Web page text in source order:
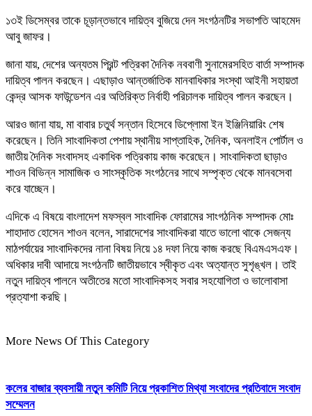
১৩ই ডিসেম্বর তাকে চূড়ান্তভাবে দায়িত্ব বুজিয়ে দেন সংগঠনটির সভাপতি আহমেদ
আবু জাফর।
জানা যায়, দেশের অন্যতম প্রিন্ট পত্রিকা দৈনিক নববাণী সুনামেরসহিত বার্তা সম্পাদক
দায়িত্ব পালন করছেন। এছাড়াও আন্তর্জাতিক মানবাধিকার সংস্থা আইনী সহায়তা
কেন্দ্র আসক ফাউন্ডেশন এর অতিরিক্ত নির্বাহী পরিচালক দায়িত্ব পালন করছেন।
আরও জানা যায়, মা বাবার চতুর্থ সন্তান হিসেবে ডিপ্লোমা ইন ইঞ্জিনিয়ারিং শেষ
করেছেন। তিনি সাংবাদিকতা পেশায় স্থানীয় সাপ্তাহিক, দৈনিক, অনলাইন পোর্টাল ও
জাতীয় দৈনিক সংবাদসহ একাধিক পত্রিকায় কাজ করেছেন। সাংবাদিকতা ছাড়াও
শাওন বিভিন্ন সামাজিক ও সাংস্কৃতিক সংগঠনের সাথে সম্পৃক্ত থেকে মানবসেবা
করে যাচ্ছেন।
এদিকে এ বিষয়ে বাংলাদেশ মফস্বল সাংবাদিক ফোরামের সাংগঠনিক সম্পাদক মোঃ
শাহাদাত হোসেন শাওন বলেন, সারাদেশের সাংবাদিকরা যাতে ভালো থাকে সেজন্য
মাঠপর্যায়ের সাংবাদিকদের নানা বিষয় নিয়ে ১৪ দফা নিয়ে কাজ করছে বিএমএসএফ।
অধিকার দাবী আদায়ে সংগঠনটি জাতীয়ভাবে স্বীকৃত এবং অত্যান্ত সুশৃঙ্খল। তাই
নতুন দায়িত্ব পালনে অতীতের মতো সাংবাদিকসহ সবার সহযোগিতা ও ভালোবাসা
প্রত্যাশা করছি।
More News Of This Category
কলের বাজার ব্যবসায়ী নতুন কমিটি নিয়ে প্রকাশিত মিথ্যা সংবাদের প্রতিবাদে সংবাদ
সম্মেলন